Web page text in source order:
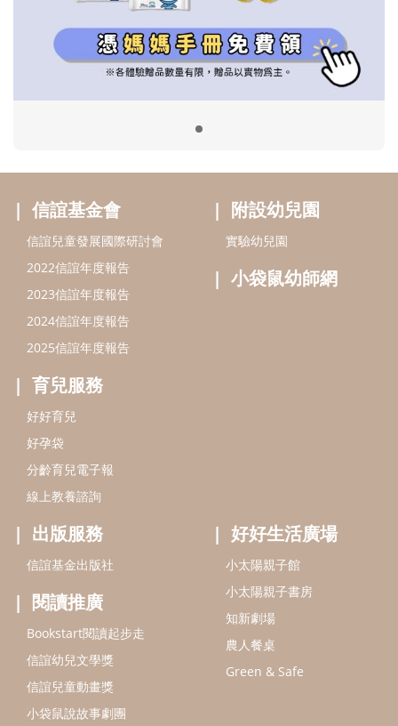
2022信誼年度報告
2023信誼年度報告
2024信誼年度報告
好孕袋
分齡育兒電子報
線上教養諮詢
小袋鼠幼師網
出版服務
信誼基金出版社
閱讀推廣
Bookstart閱讀起步走
信誼幼兒文學獎
信誼兒童動畫獎
小袋鼠說故事劇團
service@hsin-yi.org.tw
信誼好好育兒
小太陽親子書房
(02)2396-5305轉2345 (週一～週五 9:00～18:00)
認識信誼 合作洽談 智慧財產權聲明
本網站建議使用IE9(含以上)或 Google Chrome 版本瀏覽器
信誼基金會/上誼文化實業股份有限公司 版權所有 ©